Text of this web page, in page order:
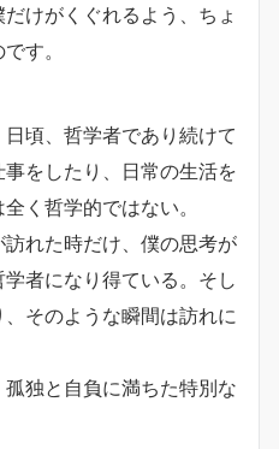
けがくぐれるよう、ちょ
す。
頃、 哲学者であり続けて
をしたり、 日常の生活を
く哲学的ではない。
れた時だけ、僕の思考が
者になり得ている。そし
、そのような瞬間は訪れに
孤独と自負に満ちた特別な